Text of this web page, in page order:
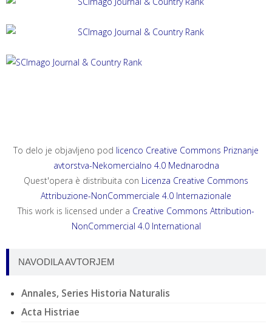
ANNALES, SERIES HISTORIA ET SOCIOLOGIA 35, 2025, 4
To delo je objavljeno pod licenco Creative Commons Priznanje
avtorstva-Nekomercialno 4.0 Mednarodna
Quest'opera è distribuita con Licenza Creative Commons
Attribuzione-NonCommerciale 4.0 Internazionale
This work is licensed under a Creative Commons Attribution-
NonCommercial 4.0 International
NAVODILA AVTORJEM
Annales, Series Historia Naturalis
Acta Histriae